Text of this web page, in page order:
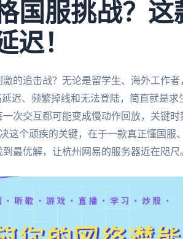
国服挑战？这
迟！
的追击战？无论是留学生、海外工作者
迟、频繁掉线和无法登陆，简直就是求
次交互都可能变成慢动作回放，关键时
这个顽疾的关键，在于一款真正懂国服
最优解，让杭州网易的服务器近在咫尺